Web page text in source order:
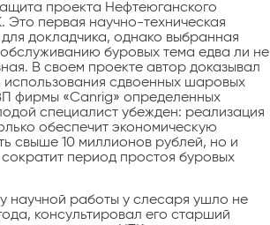
проекта Нефтеюганского
первая научно-техническая
докладчика, однако выбранная
буровых тема едва ли не
В своем проекте автор доказывал
использования сдвоенных шаровых
фирмы «Canrig» определенных
специалист убежден: реализация
обеспечит экономическую
свыше 10 миллионов рублей, но и
период простоя буровых
научной работы у слесаря ушло не
консультировал его старший